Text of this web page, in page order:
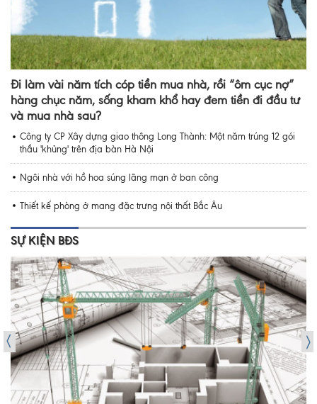
Đi làm vài năm tích cóp tiền mua nhà, rồi “ôm cục nợ”
hàng chục năm, sống kham khổ hay đem tiền đi đầu tư
và mua nhà sau?
Công ty CP Xây dựng giao thông Long Thành: Một năm trúng 12 gói
thầu 'khủng' trên địa bàn Hà Nội
Ngôi nhà với hồ hoa súng lãng mạn ở ban công
Thiết kế phòng ở mang đặc trưng nội thất Bắc Âu
SỰ KIỆN BĐS